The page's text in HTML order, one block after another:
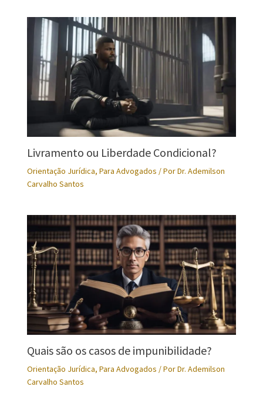
Livramento ou Liberdade Condicional?
Orientação Jurídica, Para Advogados / PorDr. Ademilson
Carvalho Santos
Quais são os casos de impunibilidade?
Orientação Jurídica, Para Advogados / PorDr. Ademilson
Carvalho Santos